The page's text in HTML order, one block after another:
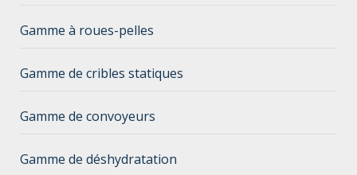
Gamme à roues-pelles
Gamme de cribles statiques
Gamme de convoyeurs
Gamme de déshydratation